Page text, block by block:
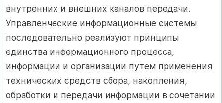
внутренних и внешних каналов передачи.
Управленческие информационные системы
последовательно реализуют принципы
единства информационного процесса,
информации и организации путем применения
технических средств сбора, накопления,
обработки и передачи информации в сочетании